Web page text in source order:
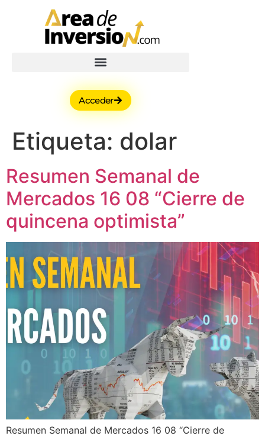
Acceder
Etiqueta: dolar
Resumen Semanal de
Mercados 16 08 “Cierre de
quincena optimista”
Resumen Semanal de Mercados 16 08 “Cierre de